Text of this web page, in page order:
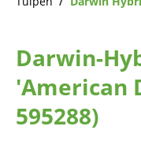
Darwin-
'American
595288)